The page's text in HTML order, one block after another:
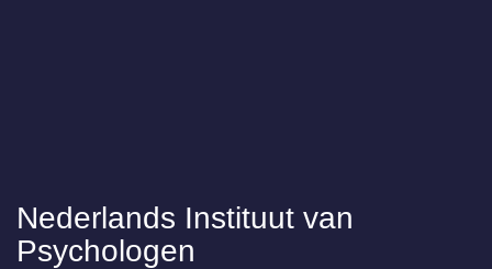
Nederlands Instituut van
Psychologen